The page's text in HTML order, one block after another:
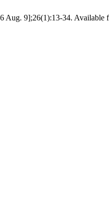
Aug. 9];26(1):13-34. Available